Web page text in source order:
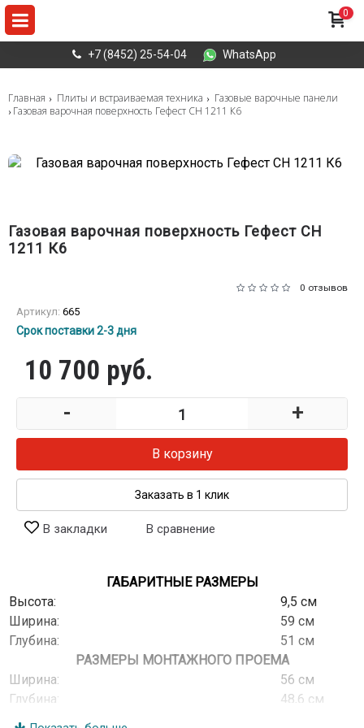
+7 (8452) 25-54-04 WhatsApp
0
Главная Плиты и встраиваемая техника
Газовые варочные панели
Газовая варочная поверхность Гефест СН 1211 К6
Газовая варочная поверхность Гефест СН
1211 К6
0 отзывов
Артикул: 665
Срок поставки 2-3 дня
10 700 руб.
- +
В корзину
Заказать в 1 клик
В закладки В сравнение
ГАБАРИТНЫЕ РАЗМЕРЫ
Высота:
9,5 см
Ширина:
59 см
Глубина:
51 см
РАЗМЕРЫ МОНТАЖНОГО ПРОЕМА
Ширина:
56 см
Глубина:
48,6 см
МОЩНОСТЬ ГАЗОВЫХ ГОРЕЛОК СТОЛА